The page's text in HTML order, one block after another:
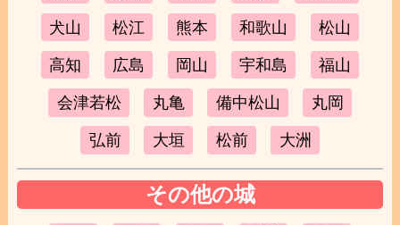
犬山 松江 熊本 和歌山 松山
高知 広島 岡山 宇和島 福山
会津若松 丸亀 備中松山 丸岡
弘前 大垣 松前 大洲
その他の城